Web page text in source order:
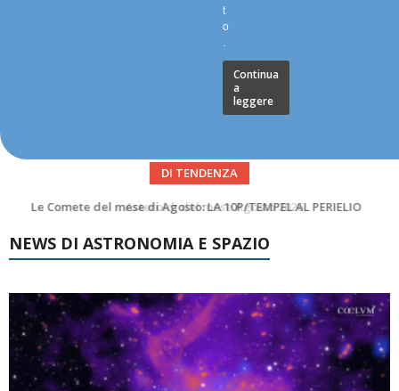
t
o
.
Continua
a
leggere
DI TENDENZA
Asteroidi del mese Agosto 2026
NEWS DI ASTRONOMIA E SPAZIO